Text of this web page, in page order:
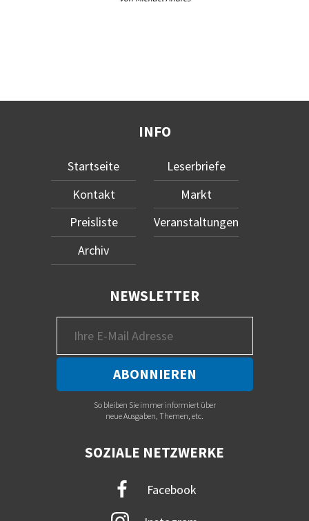
INFO
Startseite
Kontakt
Preisliste
Archiv
Leserbriefe
Markt
Veranstaltungen
NEWSLETTER
So bleiben Sie immer informiert über
neue Ausgaben, Themen, etc.
SOZIALE NETZWERKE
Facebook